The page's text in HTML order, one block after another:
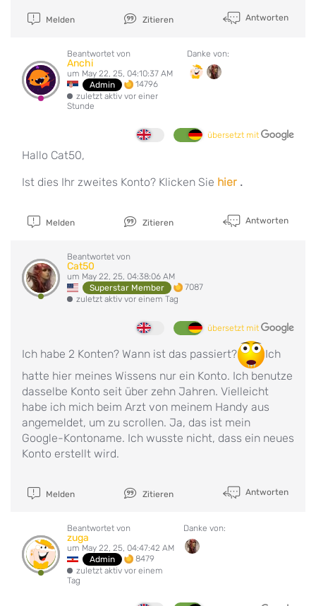
Melden Zitieren Antworten
Beantwortet von
Anchi
um May 22, 25, 04:10:37 AM
Admin
14796
zuletzt aktiv vor einer
Stunde
Danke von:
übersetzt mit
Hallo Cat50,
Ist dies Ihr zweites Konto? Klicken Sie hier .
Melden Zitieren Antworten
Beantwortet von
Cat50
um May 22, 25, 04:38:06 AM
Superstar Member
7087
zuletzt aktiv vor einem Tag
übersetzt mit
Ich habe 2 Konten? Wann ist das passiert?
Ich
hatte hier meines Wissens nur ein Konto. Ich benutze
dasselbe Konto seit über zehn Jahren. Vielleicht
habe ich mich beim Arzt von meinem Handy aus
angemeldet, um zu scrollen. Ja, das ist mein
Google-Kontoname. Ich wusste nicht, dass ein neues
Konto erstellt wird.
Melden Zitieren Antworten
Beantwortet von
zuga
um May 22, 25, 04:47:42 AM
Admin
8479
zuletzt aktiv vor einem
Tag
Danke von: